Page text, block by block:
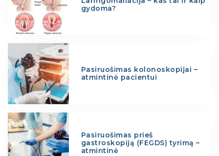
gydoma?
Pasiruošimas kolonoskopijai –
atmintinė pacientui
Pasiruošimas prieš
gastroskopiją (FEGDS) tyrimą –
atmintinė